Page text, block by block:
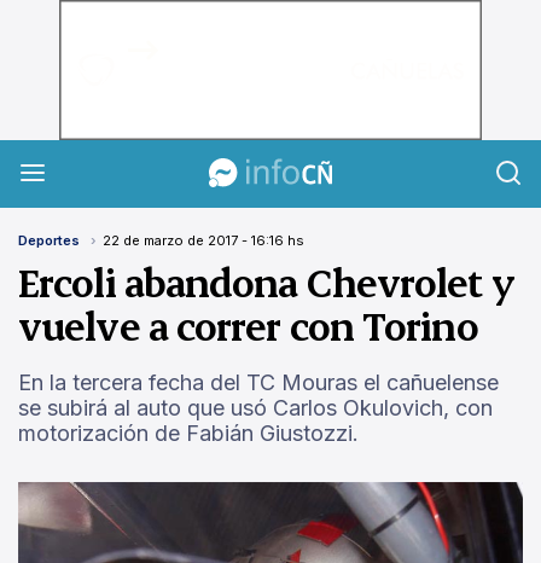
Deportes 22 de marzo de 2017 - 16:16 hs
Ercoli abandona Chevrolet y
vuelve a correr con Torino
En la tercera fecha del TC Mouras el cañuelense
se subirá al auto que usó Carlos Okulovich, con
motorización de Fabián Giustozzi.